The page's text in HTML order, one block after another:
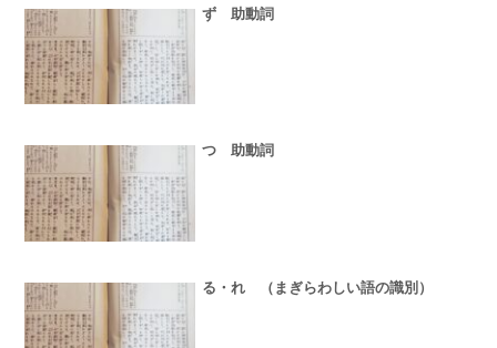
ず 助動詞
つ 助動詞
る・れ （まぎらわしい語の識別）